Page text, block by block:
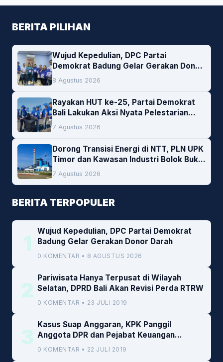
BERITA PILIHAN
Wujud Kepedulian, DPC Partai
Demokrat Badung Gelar Gerakan Donor
Darah
8 Agustus 2026
Rayakan HUT ke-25, Partai Demokrat
Bali Lakukan Aksi Nyata Pelestarian
Lingkungan
7 Agustus 2026
Dorong Transisi Energi di NTT, PLN UPK
Timor dan Kawasan Industri Bolok Buka
Peluang Investasi Woodchip untuk
Cofiring PLTU Bolok
7 Agustus 2026
BERITA TERPOPULER
1
Wujud Kepedulian, DPC Partai Demokrat
Badung Gelar Gerakan Donor Darah
0 KOMENTAR • 8 AGUSTUS 2026
2
Pariwisata Hanya Terpusat di Wilayah
Selatan, DPRD Bali Akan Revisi Perda RTRW
0 KOMENTAR • 23 JULI 2019
3
Kasus Suap Anggaran, KPK Panggil
Anggota DPR dan Pejabat Keuangan
Kemenkeu
0 KOMENTAR • 22 JULI 2019